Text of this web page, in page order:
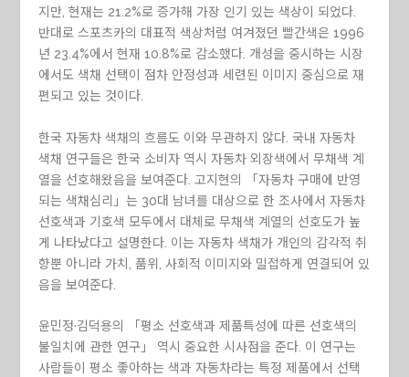
지만, 현재는 21.2%로 증가해 가장 인기 있는 색상이 되었다.
반대로 스포츠카의 대표적 색상처럼 여겨졌던 빨간색은 1996
년 23.4%에서 현재 10.8%로 감소했다. 개성을 중시하는 시장
에서도 색채 선택이 점차 안정성과 세련된 이미지 중심으로 재
편되고 있는 것이다.
한국 자동차 색채의 흐름도 이와 무관하지 않다. 국내 자동차
색채 연구들은 한국 소비자 역시 자동차 외장색에서 무채색 계
열을 선호해왔음을 보여준다. 고지현의 「자동차 구매에 반영
되는 색채심리」는 30대 남녀를 대상으로 한 조사에서 자동차
선호색과 기호색 모두에서 대체로 무채색 계열의 선호도가 높
게 나타났다고 설명한다. 이는 자동차 색채가 개인의 감각적 취
향뿐 아니라 가치, 품위, 사회적 이미지와 밀접하게 연결되어 있
음을 보여준다.
윤민정·김덕용의 「평소 선호색과 제품특성에 따른 선호색의
불일치에 관한 연구」 역시 중요한 시사점을 준다. 이 연구는
사람들이 평소 좋아하는 색과 자동차라는 특정 제품에서 선택